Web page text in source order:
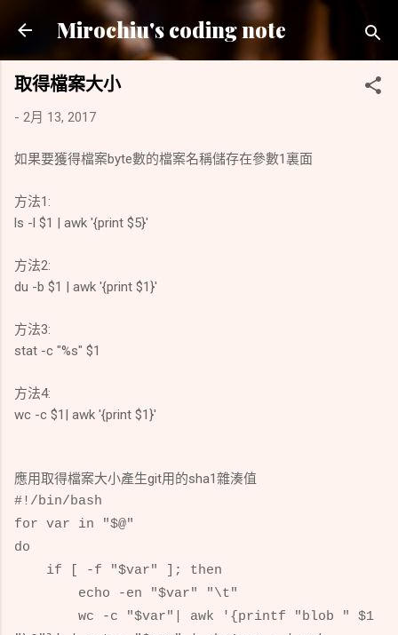
跳到主要內容
Mirochiu's coding note
取得檔案大小
- 2月 13, 2017
如果要獲得檔案byte數的檔案名稱儲存在參數1裏面
方法1:
ls -l $1 | awk '{print $5}'
方法2:
du -b $1 | awk '{print $1}'
方法3:
stat -c "%s" $1
方法4:
wc -c $1| awk '{print $1}'
應用取得檔案大小產生git用的sha1雜湊值
#!/bin/bash
for var in "$@"
do
if [ -f "$var" ]; then
echo -en "$var" "\t"
wc -c "$var"| awk '{printf "blob " $1